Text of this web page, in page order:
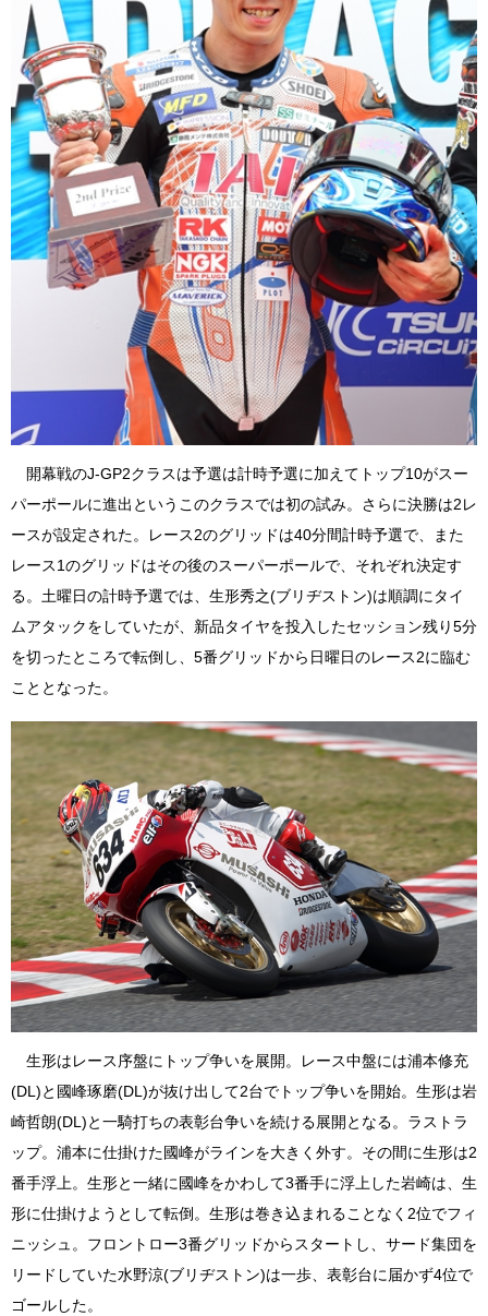
開幕戦のJ-GP2クラスは予選は計時予選に加えてトップ10がスー
パーポールに進出というこのクラスでは初の試み。さらに決勝は2レ
ースが設定された。レース2のグリッドは40分間計時予選で、また
レース1のグリッドはその後のスーパーポールで、それぞれ決定す
る。土曜日の計時予選では、生形秀之(ブリヂストン)は順調にタイ
ムアタックをしていたが、新品タイヤを投入したセッション残り5分
を切ったところで転倒し、5番グリッドから日曜日のレース2に臨む
こととなった。
生形はレース序盤にトップ争いを展開。レース中盤には浦本修充
(DL)と國峰琢磨(DL)が抜け出して2台でトップ争いを開始。生形は岩
崎哲朗(DL)と一騎打ちの表彰台争いを続ける展開となる。ラストラ
ップ。浦本に仕掛けた國峰がラインを大きく外す。その間に生形は2
番手浮上。生形と一緒に國峰をかわして3番手に浮上した岩崎は、生
形に仕掛けようとして転倒。生形は巻き込まれることなく2位でフィ
ニッシュ。フロントロー3番グリッドからスタートし、サード集団を
リードしていた水野涼(ブリヂストン)は一歩、表彰台に届かず4位で
ゴールした。